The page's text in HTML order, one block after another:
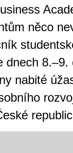
něco
dnech 8.–9.
nabité
je
kde si
V
nabídku her
pravidelné